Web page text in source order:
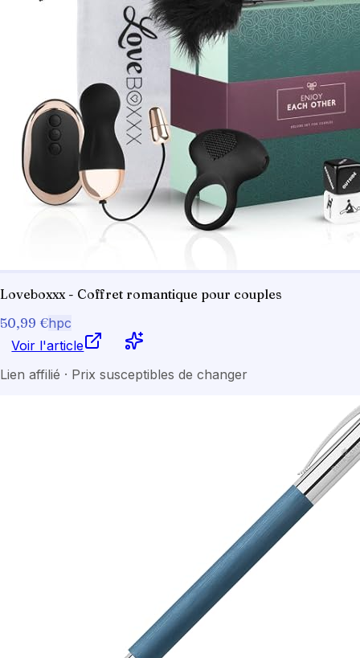
Loveboxxx - Coffret romantique pour couples
50,99 €hpc
Voir l'article
Lien affilié · Prix susceptibles de changer